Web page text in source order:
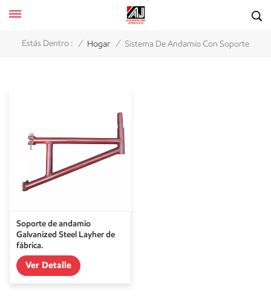
Estás Dentro : / Hogar / Sistema De Andamio Con Soporte
Soporte de andamio
Galvanized Steel Layher de
fábrica.
Ver Detalle